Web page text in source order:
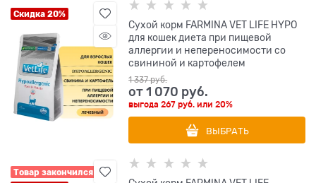
Скидка 20%
Сухой корм FARMINA VET LIFE HYPO
для кошек диета при пищевой
аллергии и непереносимости со
свининой и картофелем
1 337 руб.
от1 070 руб.
выгода267 руб. или20%
ВЫБРАТЬ
Товар закончился